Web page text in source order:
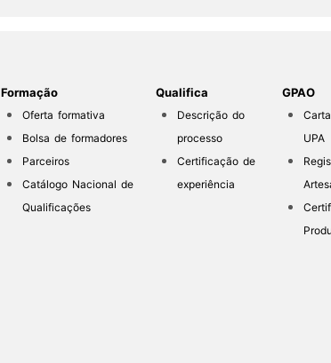
Formação
Oferta formativa
Bolsa de formadores
Parceiros
Catálogo Nacional de
Qualificações
Qualifica
Descrição do
processo
Certificação de
experiência
GPAO
UPA